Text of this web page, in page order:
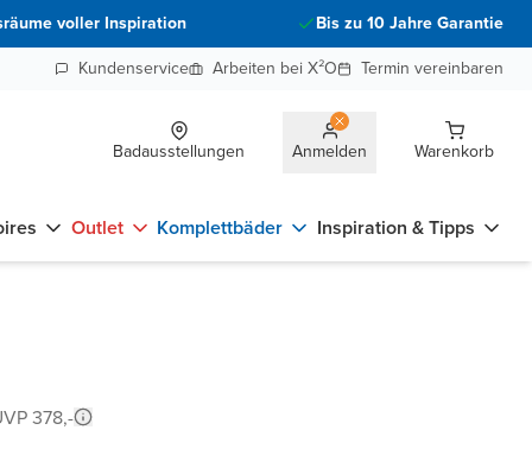
voller Inspiration
Bis zu 10 Jahre Garantie
Kundenservice
Arbeiten bei X²O Termin vereinbaren
Badausstellungen Anmelden Warenkorb
Outlet Komplettbäder Inspiration & Tipps
378,-